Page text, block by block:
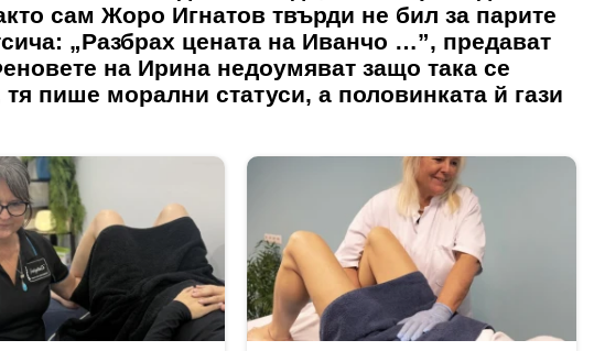
сам Жоро Игнатов твърди не бил за парите
„Разбрах цената на Иванчо …”, предават
на Ирина недоумяват защо така се
пише морални статуси, а половинката й гази